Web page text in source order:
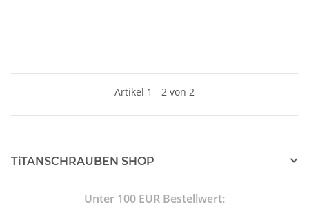
Artikel 1 - 2 von 2
TiTANSCHRAUBEN SHOP
Unter 100 EUR Bestellwert: